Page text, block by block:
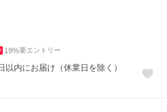
19%要エントリー
以内にお届け（休業日を除く）